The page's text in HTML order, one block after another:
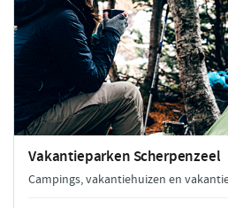
Vakantieparken Scherpenzeel
Campings, vakantiehuizen en